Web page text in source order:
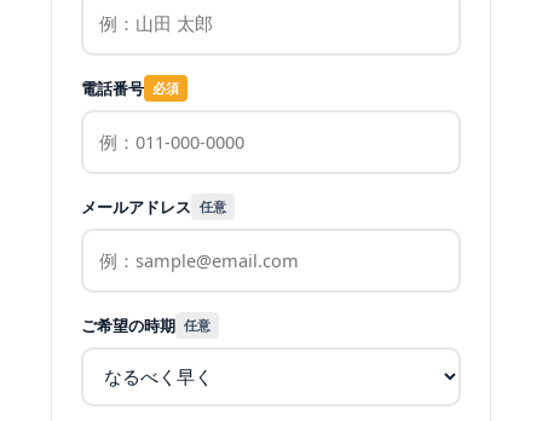
電話番号 必須
メールアドレス 任意
ご希望の時期 任意